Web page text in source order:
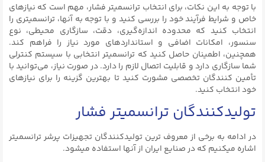
با توجه به این نکات، برای انتخاب ترانسمیتر فشار، مهم است که نیازهای
خاص و شرایط فرآیند خود را بررسی کنید و با توجه به آنها، ترانسمیتری را
انتخاب کنید که محدوده اندازه‌گیری، دقت، سازگاری محیطی، نوع
سنسور، امکانات اضافی و استانداردهای مورد نیاز را فراهم کند.
همچنین، اطمینان حاصل کنید که ترانسمیتر انتخابی با سیستم کنترلی
شما سازگاری دارد و قابلیت اتصال لازم را دارد. در صورت نیاز، می‌توانید با
تأمین کنندگان تخصصی مشورت کنید تا بهترین گزینه را برای نیازهای
خود انتخاب کنید.
تولیدکنندگان ترانسمیتر فشار
در ادامه به برخی از معروف ترین تولیدکنندگان تجهیزات پرشر ترانسمیتر
اشاره میکنیم که در صنایع ایران از آنها استفاده میشود.